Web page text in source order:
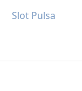
Slot Pulsa